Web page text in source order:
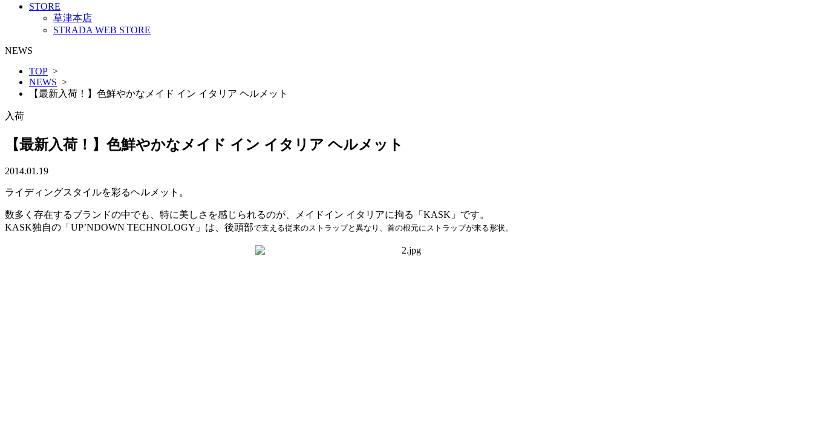
STORE
草津本店
STRADA WEB STORE
NEWS
TOP >
NEWS >
【最新入荷！】色鮮やかなメイド イン イタリア ヘルメット
入荷
【最新入荷！】色鮮やかなメイド イン イタリア ヘルメット
2014.01.19
ライディングスタイルを彩るヘルメット。
数多く存在するブランドの中でも、特に美しさを感じられるのが、メイドイン イタリアに拘る「KASK」です。
KASK独自の「UP’NDOWN TECHNOLOGY」は、後頭部で支える従来のストラップと異なり、首の根元にストラップが来る形状。